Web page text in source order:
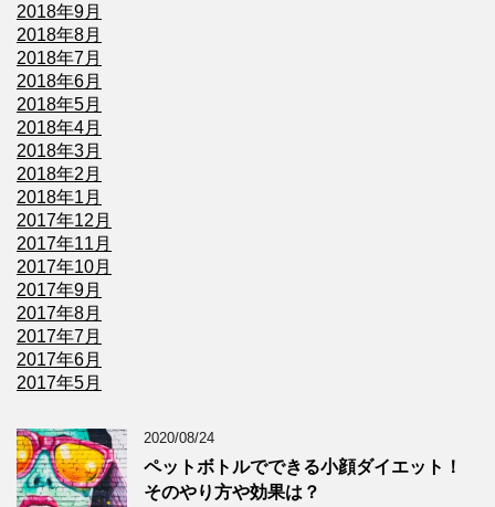
2018年9月
2018年8月
2018年7月
2018年6月
2018年5月
2018年4月
2018年3月
2018年2月
2018年1月
2017年12月
2017年11月
2017年10月
2017年9月
2017年8月
2017年7月
2017年6月
2017年5月
2020/08/24
ペットボトルでできる小顔ダイエット！
そのやり方や効果は？